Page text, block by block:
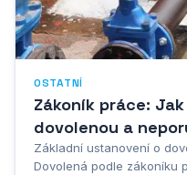
OSTATNÍ
Zákoník práce:
dovolenou a
Základní ustanovení o
Dovolená podle zákoníku